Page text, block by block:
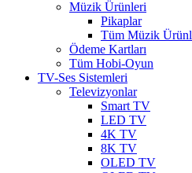
Müzik Ürünleri
Pikaplar
Tüm Müzik
Ödeme Kartları
Tüm Hobi-Oyun
TV-Ses Sistemleri
Televizyonlar
Smart TV
LED TV
4K TV
8K TV
OLED TV